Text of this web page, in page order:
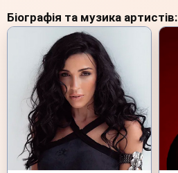
Біографія та музика артистів: